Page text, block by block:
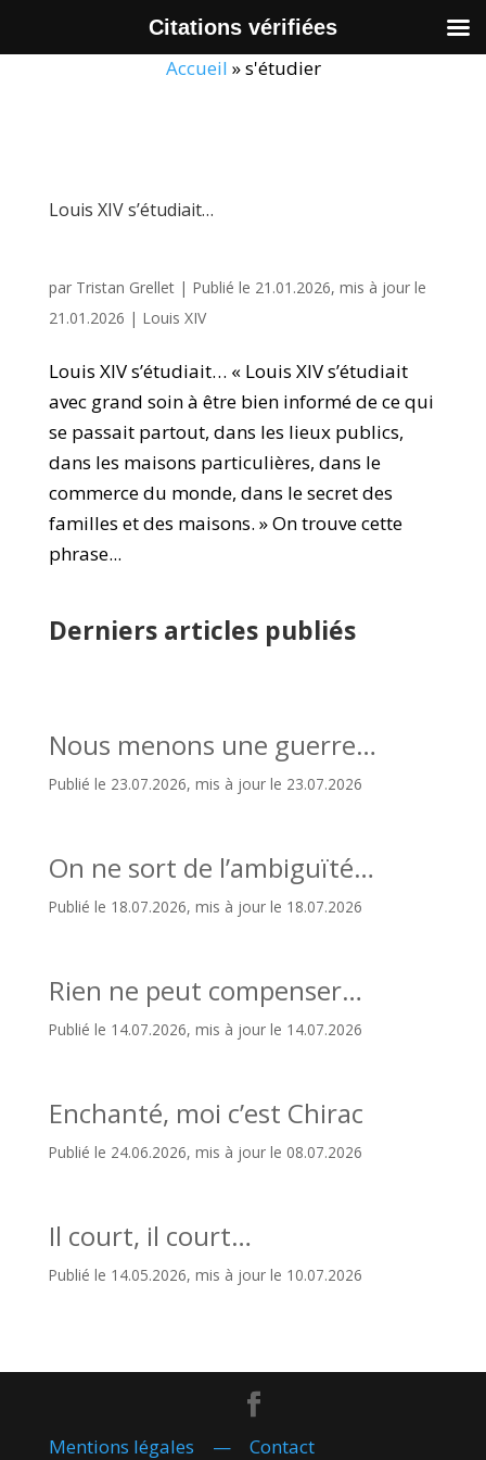
Accueil »s'étudier
Louis XIV s’étudiait…
par Tristan Grellet| Publié le 21.01.2026, mis à jour le
21.01.2026 | Louis XIV
Louis XIV s’étudiait… « Louis XIV s’étudiait
avec grand soin à être bien informé de ce qui
se passait partout, dans les lieux publics,
dans les maisons particulières, dans le
commerce du monde, dans le secret des
familles et des maisons. » On trouve cette
phrase...
Derniers articles publiés
Nous menons une guerre…
Publié le 23.07.2026, mis à jour le 23.07.2026
On ne sort de l’ambiguïté…
Publié le 18.07.2026, mis à jour le 18.07.2026
Rien ne peut compenser…
Publié le 14.07.2026, mis à jour le 14.07.2026
Enchanté, moi c’est Chirac
Publié le 24.06.2026, mis à jour le 08.07.2026
Il court, il court…
Publié le 14.05.2026, mis à jour le 10.07.2026
Mentions légales — Contact
Citations vérifiées